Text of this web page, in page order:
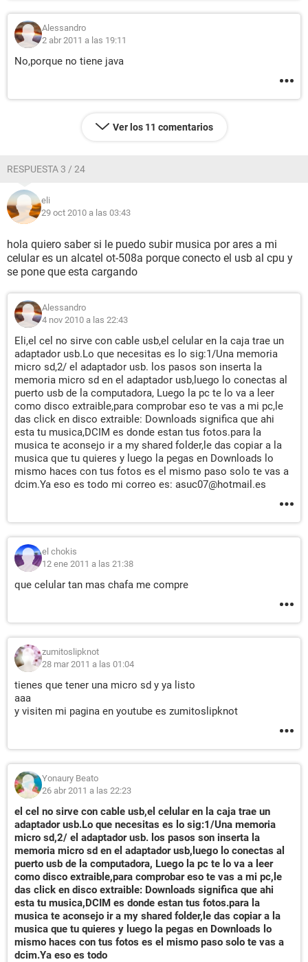
Alessandro
2 abr 2011 a las 19:11
No,porque no tiene java
Ver los 11 comentarios
RESPUESTA 3 / 24
eli
29 oct 2010 a las 03:43
hola quiero saber si le puedo subir musica por ares a mi
celular es un alcatel ot-508a porque conecto el usb al cpu y
se pone que esta cargando
Alessandro
4 nov 2010 a las 22:43
Eli,el cel no sirve con cable usb,el celular en la caja trae un
adaptador usb.Lo que necesitas es lo sig:1/Una memoria
micro sd,2/ el adaptador usb. los pasos son inserta la
memoria micro sd en el adaptador usb,luego lo conectas al
puerto usb de la computadora, Luego la pc te lo va a leer
como disco extraible,para comprobar eso te vas a mi pc,le
das click en disco extraible: Downloads significa que ahi
esta tu musica,DCIM es donde estan tus fotos.para la
musica te aconsejo ir a my shared folder,le das copiar a la
musica que tu quieres y luego la pegas en Downloads lo
mismo haces con tus fotos es el mismo paso solo te vas a
dcim.Ya eso es todo mi correo es: asuc07@hotmail.es
el chokis
12 ene 2011 a las 21:38
que celular tan mas chafa me compre
zumitoslipknot
28 mar 2011 a las 01:04
tienes que tener una micro sd y ya listo
aaa
y visiten mi pagina en youtube es zumitoslipknot
Yonaury Beato
26 abr 2011 a las 22:23
el cel no sirve con cable usb,el celular en la caja trae un
adaptador usb.Lo que necesitas es lo sig:1/Una memoria
micro sd,2/ el adaptador usb. los pasos son inserta la
memoria micro sd en el adaptador usb,luego lo conectas al
puerto usb de la computadora, Luego la pc te lo va a leer
como disco extraible,para comprobar eso te vas a mi pc,le
das click en disco extraible: Downloads significa que ahi
esta tu musica,DCIM es donde estan tus fotos.para la
musica te aconsejo ir a my shared folder,le das copiar a la
musica que tu quieres y luego la pegas en Downloads lo
mismo haces con tus fotos es el mismo paso solo te vas a
dcim.Ya eso es todo